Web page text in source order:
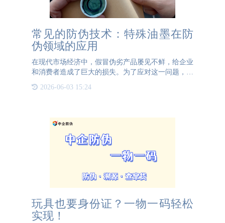
常见的防伪技术：特殊油墨在防
伪领域的应用
在现代市场经济中，假冒伪劣产品屡见不鲜，给企业
和消费者造成了巨大的损失。为了应对这一问题，各
用尤为广泛和重要。 特殊油墨种类繁多，每种油墨
2026-06-03 15:24
玩具也要身份证？一物一码轻松
实现！